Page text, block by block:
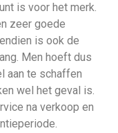
is voor het merk.
zeer goede
is ook de
Men hoeft dus
aan te schaffen
wel het geval is.
na verkoop en